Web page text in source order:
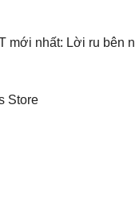
mới nhất: Lời ru bên n
Store